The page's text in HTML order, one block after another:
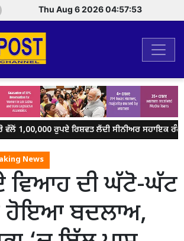
Thu Aug 6 2026 04:57:53
1,00,000 ਰੁਪਏ ਰਿਸ਼ਵਤ ਲੈਂਦੀ ਸੀਨੀਅਰ ਸਹਾਇਕ ਰੰਗੇ
News
ਵਿਆਹ ਦੀ ਘੱਟੋ-ਘੱਟ
ਹੋਇਆ ਬਦਲਾਅ,